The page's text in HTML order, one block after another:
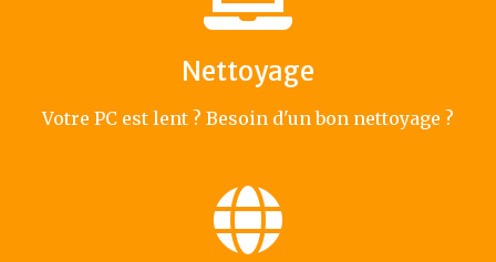
Nettoyage
Votre PC est lent ? Besoin d'un bon nettoyage ?